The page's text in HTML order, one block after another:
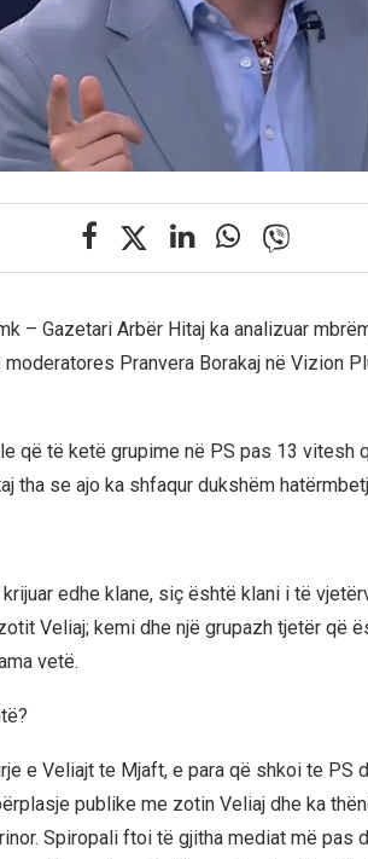
– Gazetari Arbër Hitaj ka analizuar
moderatores Pranvera Borakaj në Vizion
që të ketë grupime në PS pas 13 vitesh
tha se ajo ka shfaqur dukshëm
krijuar edhe klane, siç është klani i të
Veliaj; kemi dhe një grupazh tjetër që
vetë.
e Veliajt te Mjaft, e para që shkoi te PS
publike me zotin Veliaj dhe ka
Spiropali ftoi të gjitha mediat më pas